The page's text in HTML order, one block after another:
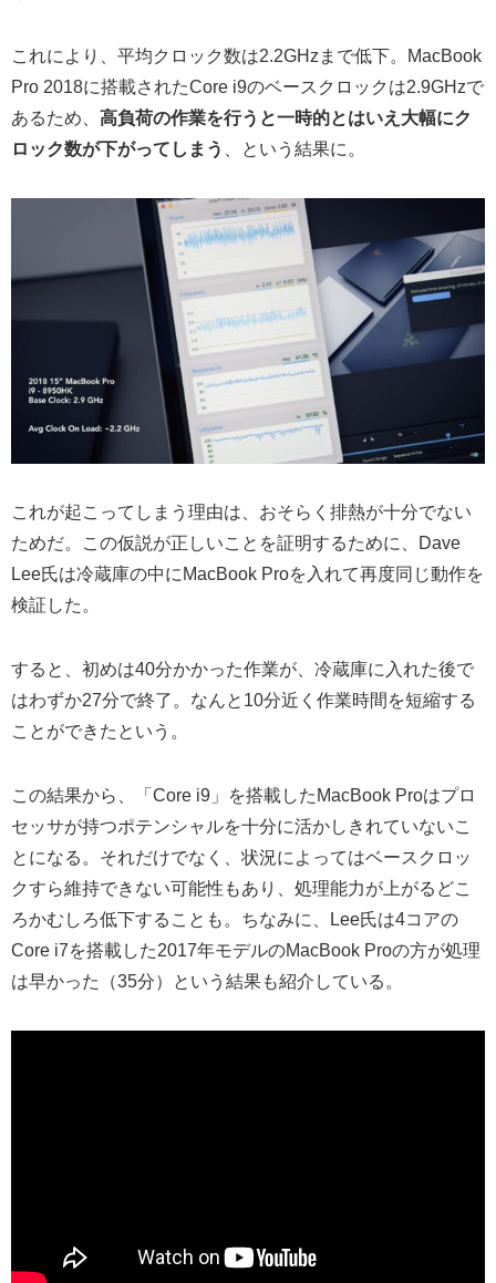
これにより、平均クロック数は2.2GHzまで低下。MacBook
Pro 2018に搭載されたCore i9のベースクロックは2.9GHzで
あるため、 高負荷の作業を行うと一時的とはいえ大幅にク
ロック数が下がってしまう
、という結果に。
これが起こってしまう理由は、おそらく排熱が十分でない
ためだ。この仮説が正しいことを証明するために、Dave
Lee氏は冷蔵庫の中にMacBook Proを入れて再度同じ動作を
検証した。
すると、初めは40分かかった作業が、冷蔵庫に入れた後で
はわずか27分で終了。なんと10分近く作業時間を短縮する
ことができたという。
この結果から、「Core i9」を搭載したMacBook Proはプロ
セッサが持つポテンシャルを十分に活かしきれていないこ
とになる。それだけでなく、状況によってはベースクロッ
クすら維持できない可能性もあり、処理能力が上がるどこ
ろかむしろ低下することも。ちなみに、Lee氏は4コアの
Core i7を搭載した2017年モデルのMacBook Proの方が処理
は早かった（35分）という結果も紹介している。